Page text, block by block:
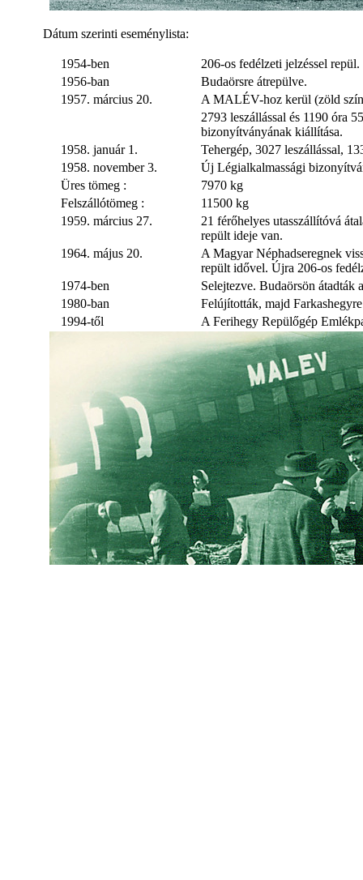
Dátum szerinti eseménylista:
1954-ben
206-os fedélzeti jelzéssel repül.
1956-ban
Budaörsre átrepülve.
1957. március 20.
A MALÉV-hoz kerül (zöld
2793 leszállással és 1190 óra
bizonyítványának kiállítása.
1958. január 1.
Tehergép, 3027 leszállással,
1958. november 3.
Új Légialkalmassági
Üres tömeg :
7970 kg
Felszállótömeg :
11500 kg
1959. március 27.
21 férőhelyes utasszállítóvá
repült ideje van.
1964. május 20.
A Magyar Néphadseregnek
repült idővel. Újra 206-os
1974-ben
Selejtezve. Budaörsön átadták
1980-ban
Felújították, majd
1994-től
A Ferihegy Repülőgép